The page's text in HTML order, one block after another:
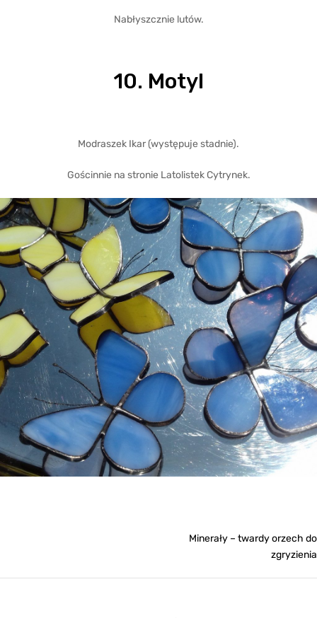
Nabłyszcznie lutów.
10. Motyl
Modraszek Ikar (występuje stadnie).
Gościnnie na stronie Latolistek Cytrynek.
wpisu
Minerały – twardy orzech do
zgryzienia